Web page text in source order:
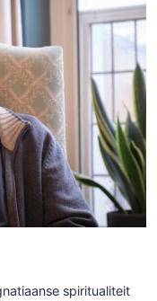
spiritualiteit